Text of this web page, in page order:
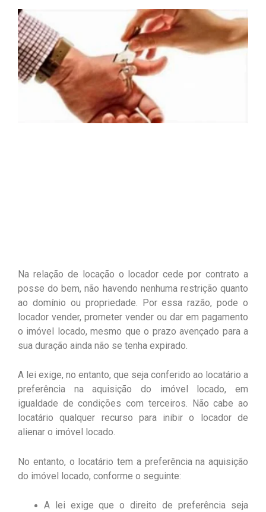
Na relação de locação o locador cede por contrato a
posse do bem, não havendo nenhuma restrição quanto
ao domínio ou propriedade. Por essa razão, pode o
locador vender, prometer vender ou dar em pagamento
o imóvel locado, mesmo que o prazo avençado para a
sua duração ainda não se tenha expirado.
A lei exige, no entanto, que seja conferido ao locatário a
preferência na aquisição do imóvel locado, em
igualdade de condições com terceiros. Não cabe ao
locatário qualquer recurso para inibir o locador de
alienar o imóvel locado.
No entanto, o locatário tem a preferência na aquisição
do imóvel locado, conforme o seguinte:
A lei exige que o direito de preferência seja